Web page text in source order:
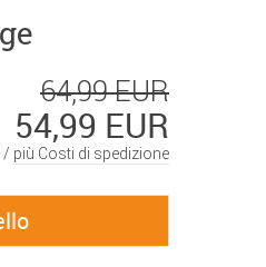
64,99 EUR
54,99 EUR
/ più Costi di spedizione